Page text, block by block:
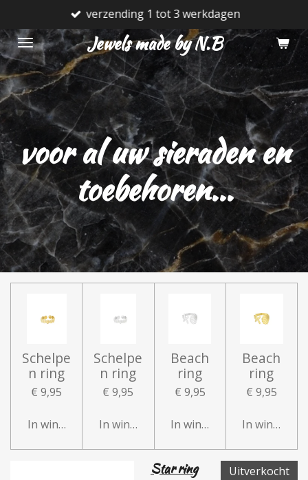
direct
naar
de
hoofdinhoud
Jewels made by N.B
verzending 1 tot 3 werkdagen
voor al uw sieraden en
toebehoren...
Schelpe
n ring
€ 9,95
In winkelwagen
Schelpe
n ring
€ 9,95
In winkelwagen
Beach
ring
€ 9,95
In winkelwagen
Beach
ring
€ 9,95
In
Uitverkocht
Star ring